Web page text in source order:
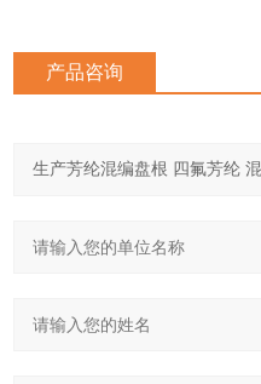
产品咨询